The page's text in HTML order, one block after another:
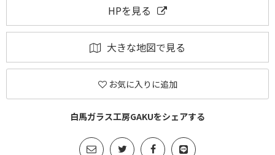
HPを見る
大きな地図で見る
お気に入りに追加
白馬ガラス工房GAKUをシェアする